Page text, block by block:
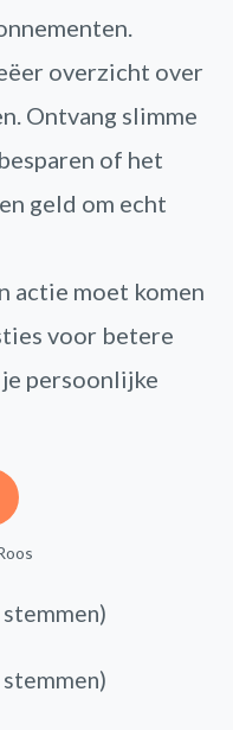
overzicht over
Ontvang slimme
of het
geld om echt
actie moet komen
voor betere
persoonlijke